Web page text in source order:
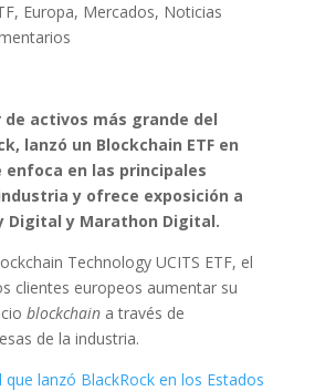
, Europa, Mercados, Noticias
activos más grande del
lanzó un Blockchain ETF en
enfoca en las principales
y ofrece exposición a
Digital y Marathon Digital.
Technology UCITS ETF, el
clientes europeos aumentar su
blockchaina través de
de la industria.
que lanzó BlackRock en los Estados